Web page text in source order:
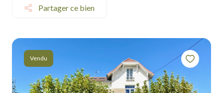
Professionnel
Biens
vendus
Qui
Partager ce bien
Vendu